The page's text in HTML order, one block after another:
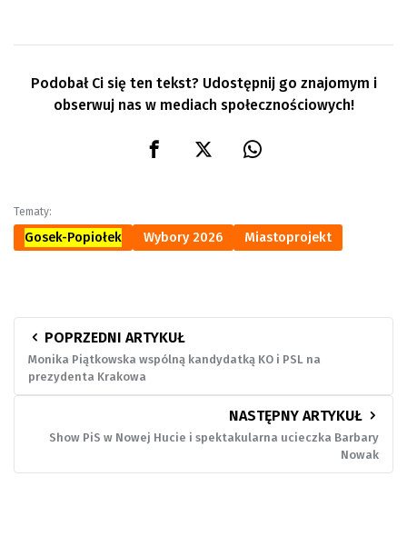
Podobał Ci się ten tekst? Udostępnij go znajomym i
obserwuj nas w mediach społecznościowych!
Gosek-Popiołek Wybory 2026 Miastoprojekt
POPRZEDNI ARTYKUŁ
Monika Piątkowska wspólną kandydatką KO i PSL na
prezydenta Krakowa
NASTĘPNY ARTYKUŁ
Show PiS w Nowej Hucie i spektakularna ucieczka Barbary
Nowak